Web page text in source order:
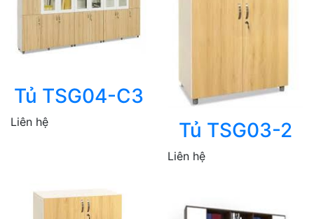
Tủ TSG04-C3
Liên hệ Tủ TSG03-2
Liên hệ